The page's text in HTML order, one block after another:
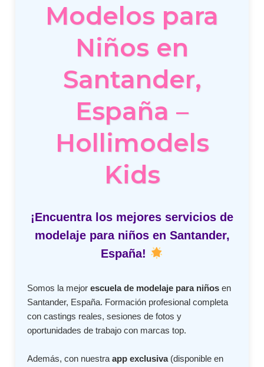
Modelos para
Niños en
Santander,
España –
Hollimodels
Kids
¡Encuentra los mejores servicios de
modelaje para niños en Santander,
España!
Somos la mejorescuela de modelaje para niños en
Santander, España. Formación profesional completa
con castings reales, sesiones de fotos y
oportunidades de trabajo con marcas top.
Además, con nuestraapp exclusiva(disponible en